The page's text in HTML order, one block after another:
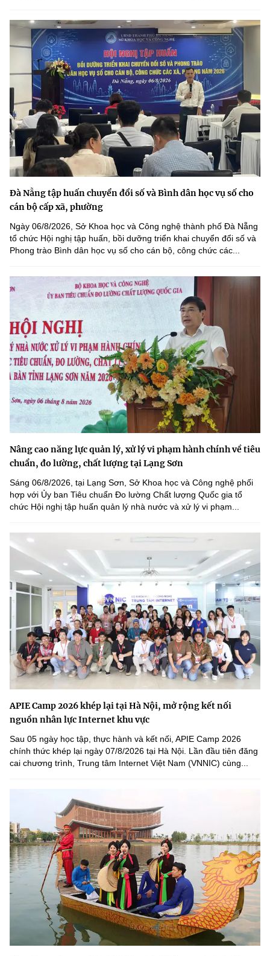
Đà Nẵng tập huấn chuyển đổi số và Bình dân học vụ số cho
cán bộ cấp xã, phường
Ngày 06/8/2026, Sở Khoa học và Công nghệ thành phố Đà Nẵng
tổ chức Hội nghị tập huấn, bồi dưỡng triển khai chuyển đổi số và
Phong trào Bình dân học vụ số cho cán bộ, công chức các...
Nâng cao năng lực quản lý, xử lý vi phạm hành chính về tiêu
chuẩn, đo lường, chất lượng tại Lạng Sơn
Sáng 06/8/2026, tại Lạng Sơn, Sở Khoa học và Công nghệ phối
hợp với Ủy ban Tiêu chuẩn Đo lường Chất lượng Quốc gia tổ
chức Hội nghị tập huấn quản lý nhà nước và xử lý vi phạm...
APIE Camp 2026 khép lại tại Hà Nội, mở rộng kết nối
nguồn nhân lực Internet khu vực
Sau 05 ngày học tập, thực hành và kết nối, APIE Camp 2026
chính thức khép lại ngày 07/8/2026 tại Hà Nội. Lần đầu tiên đăng
cai chương trình, Trung tâm Internet Việt Nam (VNNIC) cùng...